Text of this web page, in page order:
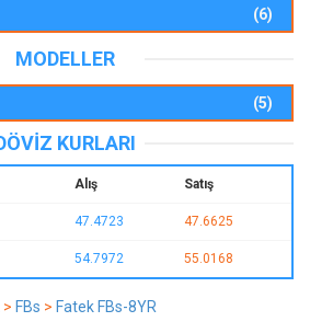
(6)
MODELLER
(5)
KURLARI
Alış Satış
47.4723 47.6625
54.7972 55.0168
> FBs > Fatek FBs-8YR